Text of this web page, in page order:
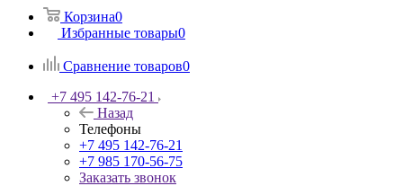
Корзина0
Избранные товары0
Сравнение товаров0
+7 495 142-76-21
Назад
Телефоны
+7 495 142-76-21
+7 985 170-56-75
Заказать звонок